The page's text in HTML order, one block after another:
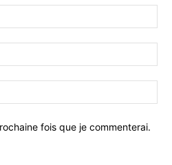
fois que je commenterai.